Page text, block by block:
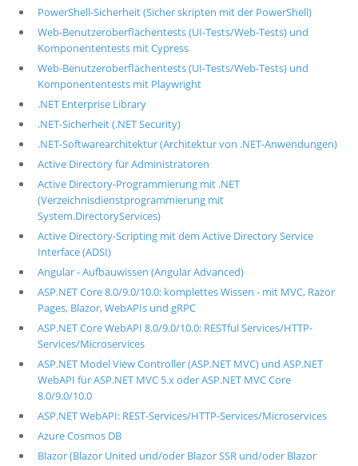
PowerShell-Sicherheit (Sicher skripten mit der PowerShell)
Web-Benutzeroberflächentests (UI-Tests/Web-Tests) und
Komponententests mit Cypress
Web-Benutzeroberflächentests (UI-Tests/Web-Tests) und
Komponententests mit Playwright
.NET Enterprise Library
.NET-Sicherheit (.NET Security)
.NET-Softwarearchitektur (Architektur von .NET-Anwendungen)
Active Directory für Administratoren
Active Directory-Programmierung mit .NET
(Verzeichnisdienstprogrammierung mit
System.DirectoryServices)
Active Directory-Scripting mit dem Active Directory Service
Interface (ADSI)
Angular - Aufbauwissen (Angular Advanced)
ASP.NET Core 8.0/9.0/10.0: komplettes Wissen - mit MVC, Razor
Pages, Blazor, WebAPIs und gRPC
ASP.NET Core WebAPI 8.0/9.0/10.0: RESTful Services/HTTP-
Services/Microservices
ASP.NET Model View Controller (ASP.NET MVC) und ASP.NET
WebAPI für ASP.NET MVC 5.x oder ASP.NET MVC Core
8.0/9.0/10.0
ASP.NET WebAPI: REST-Services/HTTP-Services/Microservices
Azure Cosmos DB
Blazor (Blazor United und/oder Blazor SSR und/oder Blazor